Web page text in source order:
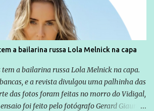
não só informações, mas que gere de
do conhecimento... Exemplo: o
precisa só ser informado sobre operações
que podem retirar ou não direitos, ou
não; é preciso levar até as pessoas, do mais
o que diz a nossa Constituição, quais são
em ...
a bailarina russa Lola Melnick na capa
tem a bailarina russa Lola Melnick na capa.
e a revista divulgou uma palhinha das
das fotos foram feitas no morro do Vidigal,
foi feito pelo fotógrafo Gerard Giaume